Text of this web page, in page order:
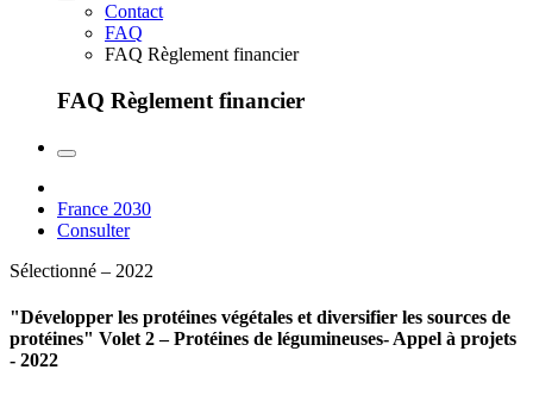
Contact
FAQ
FAQ Règlement financier
FAQ Règlement financier
France 2030
Consulter
Sélectionné – 2022
"Développer les protéines végétales et diversifier les sources de
protéines" Volet 2 – Protéines de légumineuses- Appel à projets
- 2022